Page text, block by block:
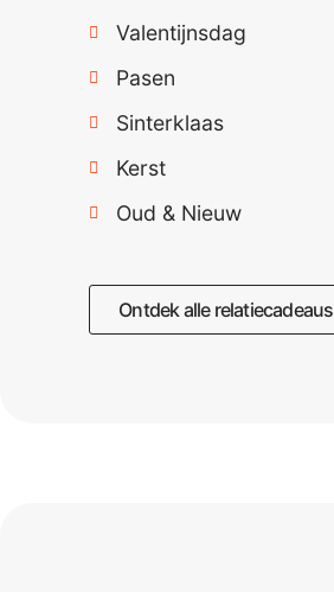
Valentijnsdag
Pasen
Sinterklaas
Kerst
Oud & Nieuw
Ontdek alle relatiecadeaus